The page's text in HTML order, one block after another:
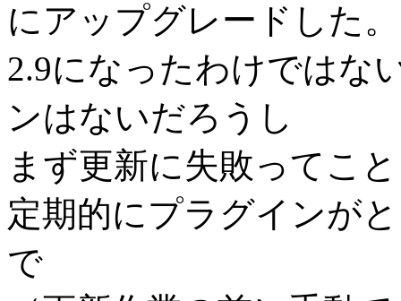
にアップグレードした。
2.9になったわけではな
ンはないだろうし
まず更新に失敗ってこ
定期的にプラグインが
で